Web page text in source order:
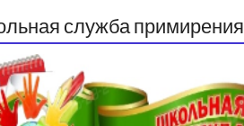
служба примирения